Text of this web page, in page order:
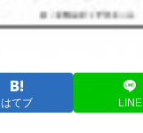
はてブ LINE